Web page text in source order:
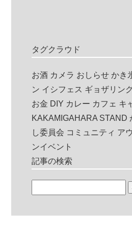
タグクラウド
お酒 カメラ おしらせ かき
ン イシフェス ギョザリン
お金 DIY カレー カフェ キ
KAKAMIGAHARA STAND
し委員会 コミュニティ ア
ンイベント
記事の検索